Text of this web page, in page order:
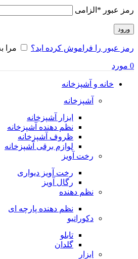
رمز عبور * الزامی
ورود
رمز عبور را فراموش کرده اید؟ مرا
0 مورد
خانه و آشپزخانه
آشپزخانه
ابزار آشپزخانه
نظم دهنده آشپزخانه
ظروف آشپزخانه
لوازم برقی آشپزخانه
رخت آویز
رخت آویز دیواری
رگال آویز
نظم دهنده
نظم دهنده پارچه ای
دکوراتیو
تابلو
گلدان
ابزار